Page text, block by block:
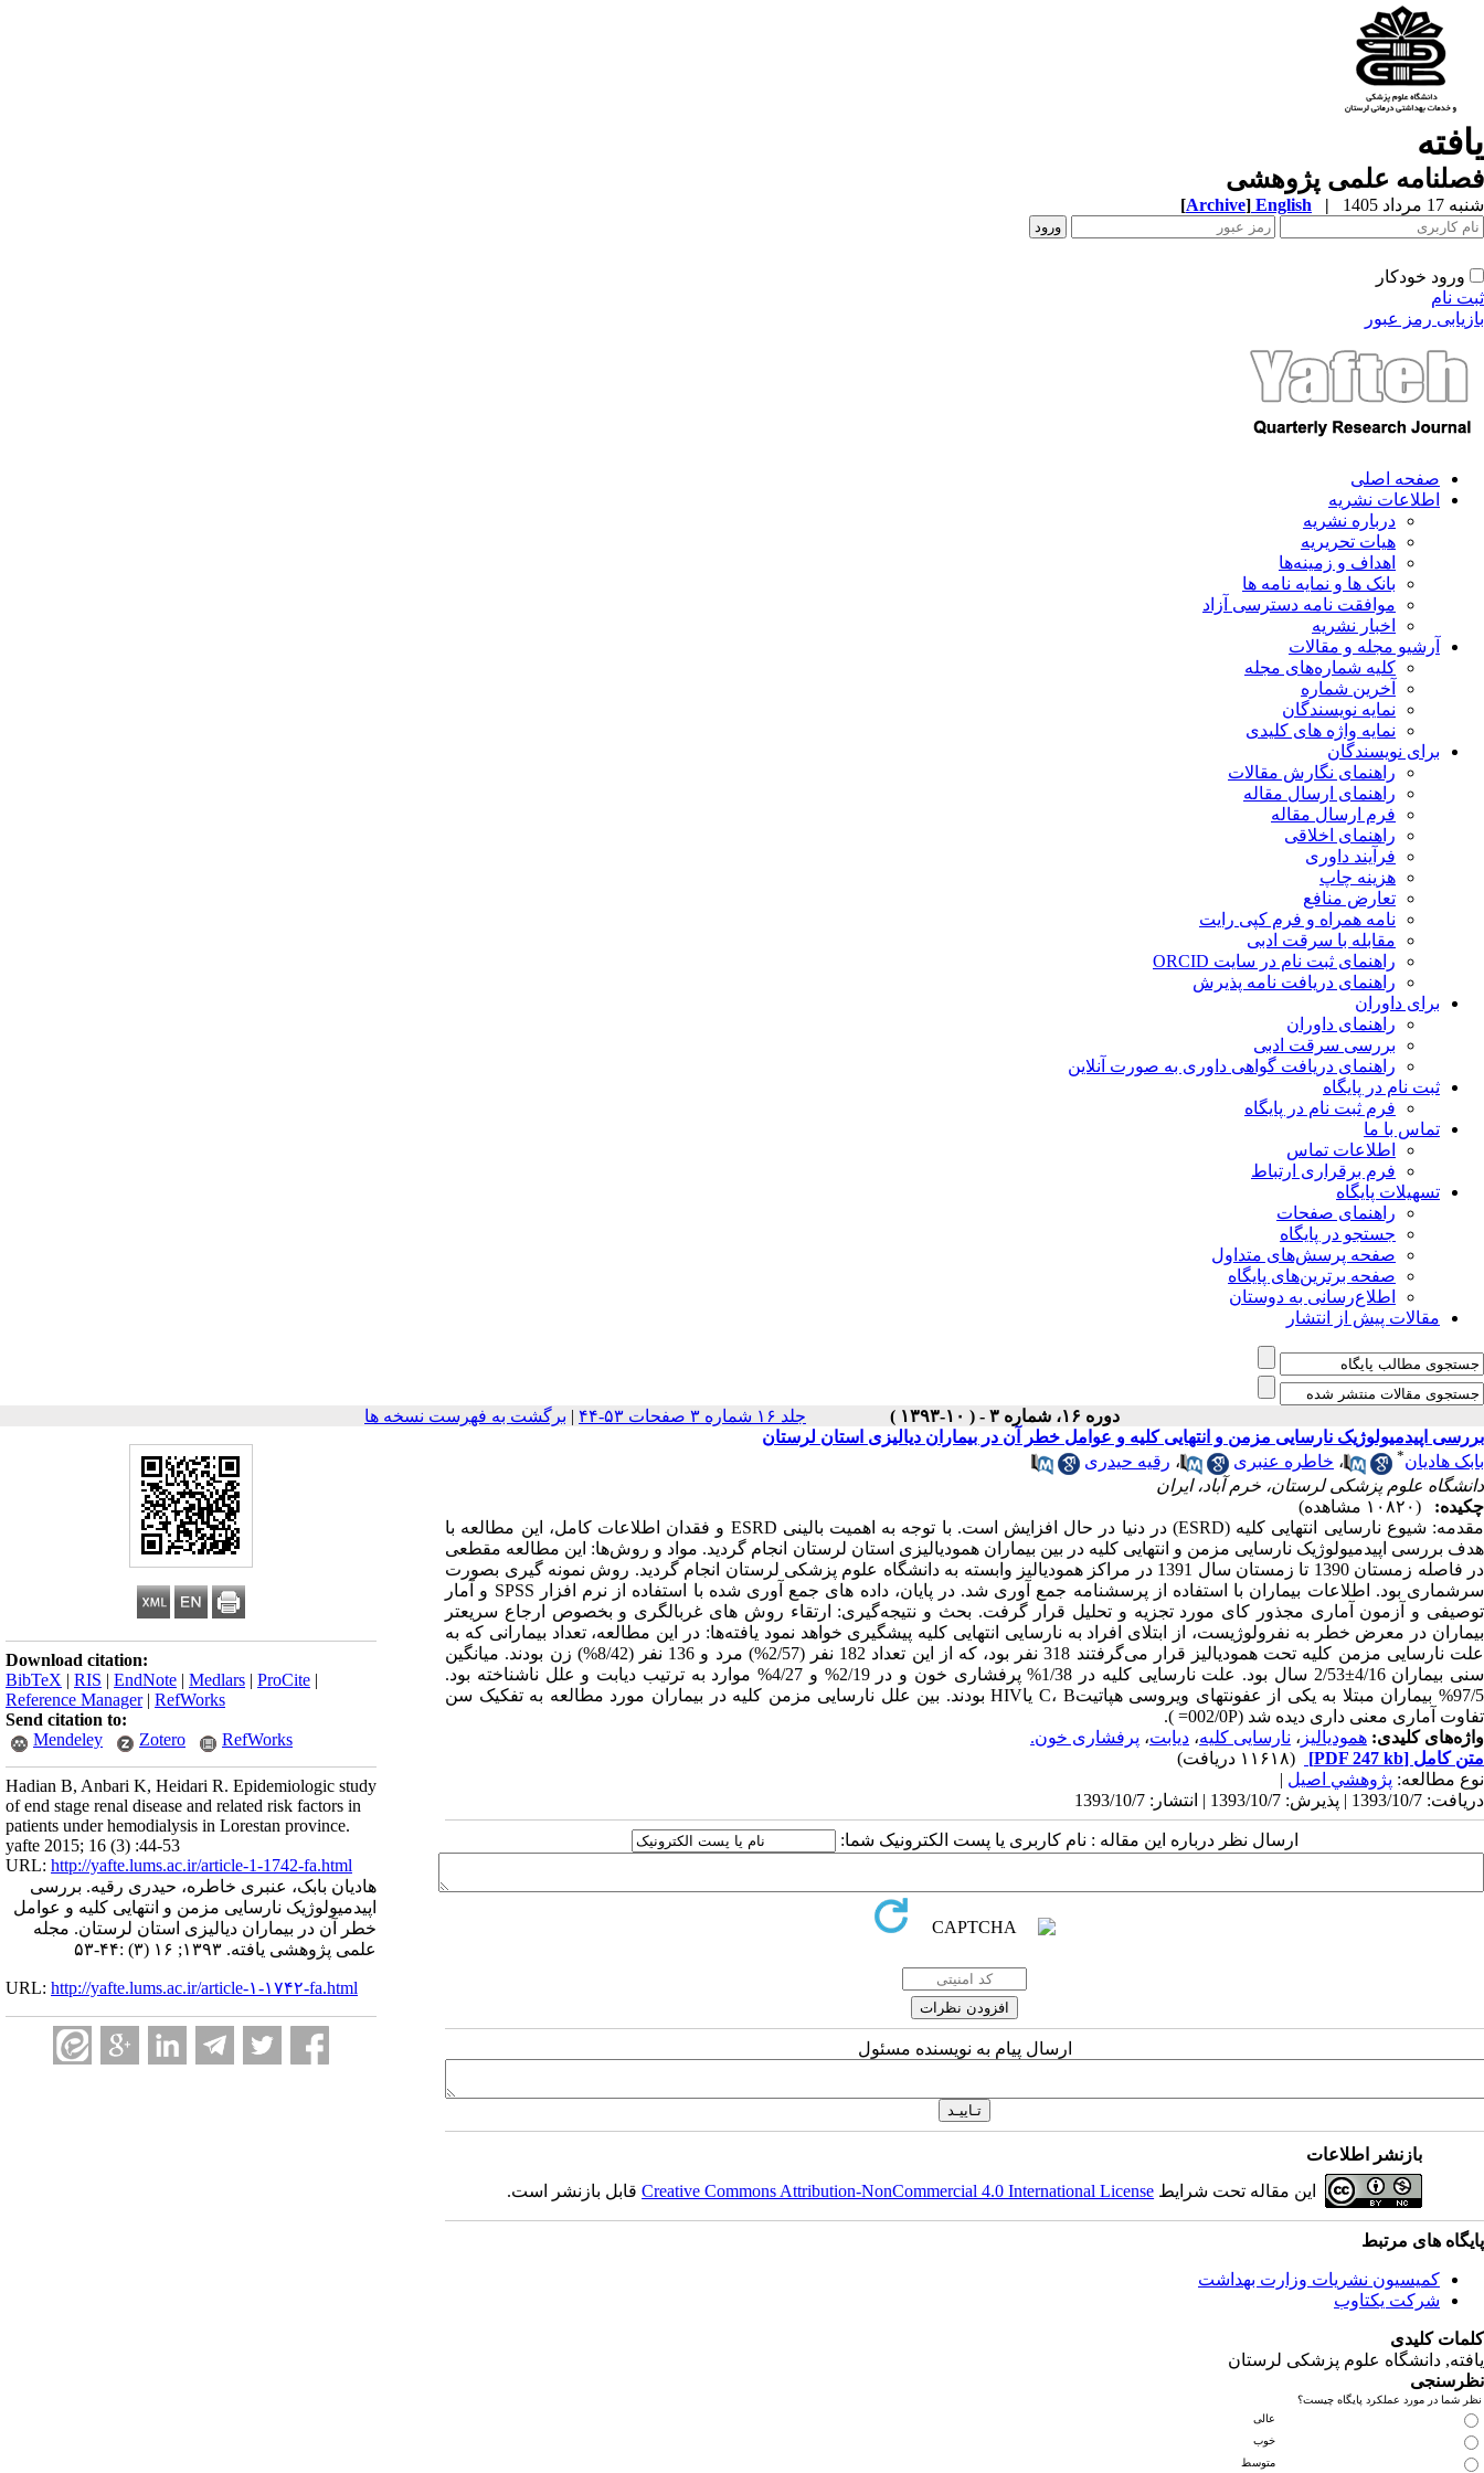
یافته
فصلنامه علمی پژوهشی
شنبه 17 مرداد 1405 |
English
[Archive]
ورود خودکار
ثبت نام
بازیابی رمز عبور
صفحه اصلی
اطلاعات نشریه
درباره نشریه
هیات تحریریه
اهداف و زمینه‌ها
بانک ها و نمایه نامه ها
موافقت نامه دسترسی آزاد
اخبار نشریه
آرشیو مجله و مقالات
کلیه شماره‌های مجله
آخرین شماره
نمایه نویسندگان
نمایه واژه های کلیدی
برای نویسندگان
راهنمای نگارش مقالات
راهنمای ارسال مقاله
فرم ارسال مقاله
راهنمای اخلاقی
فرآیند داوری
هزینه چاپ
تعارض منافع
نامه همراه و فرم کپی رایت
مقابله با سرقت ادبی
راهنمای ثبت نام در سایت ORCID
راهنمای دریافت نامه پذیرش
برای داوران
راهنمای داوران
بررسی سرقت ادبی
راهنمای دریافت گواهی داوری به صورت آنلاین
ثبت نام در پایگاه
فرم ثبت نام در پایگاه
تماس با ما
اطلاعات تماس
فرم برقراری ارتباط
تسهیلات پایگاه
راهنمای صفحات
جستجو در پایگاه
صفحه پرسش‌های متداول
صفحه برترین‌های پایگاه
اطلاع‌رسانی به دوستان
مقالات پیش از انتشار
دوره ۱۶، شماره ۳ - ( ۱۰-۱۳۹۳ ) جلد ۱۶ شماره ۳ صفحات ۵۳-۴۴ | برگشت به فهرست نسخه ها
Download citation:
BibTeX | RIS | EndNote | Medlars | ProCite |
Reference Manager| RefWorks
Send citation to:
Mendeley
Zotero RefWorks
Hadian B, Anbari K, Heidari R. Epidemiologic study
of end stage renal disease and related risk factors in
patients under hemodialysis in Lorestan province.
yafte 2015; 16 (3) :44-53
URL: http://yafte.lums.ac.ir/article-1-1742-fa.html
هادیان بابک، عنبری خاطره، حیدری رقیه. بررسی
اپیدمیولوژیک نارسایی مزمن و انتهایی کلیه و عوامل
خطر آن در بیماران دیالیزی استان لرستان. مجله
علمی پژوهشی یافته. ۱۳۹۳; ۱۶ (۳) :۴۴-۵۳
URL: http://yafte.lums.ac.ir/article-۱-۱۷۴۲-fa.html
بررسی اپیدمیولوژیک نارسایی مزمن و انتهایی کلیه و عوامل خطر آن در بیماران دیالیزی استان لرستان
بابک هادیان* ، خاطره عنبری ، رقیه حیدری
دانشگاه علوم پزشکی لرستان، خرم آباد، ایران
چکیده:
(۱۰۸۲۰ مشاهده)
مقدمه: شیوع نارسایی انتهایی کلیه (ESRD) در دنیا در حال افزایش است. با توجه به اهمیت بالینی ESRD و فقدان اطلاعات کامل، این مطالعه با
هدف بررسی اپیدمیولوژیک نارسایی مزمن و انتهایی کلیه در بین بیماران همودیالیزی استان لرستان انجام گردید. مواد و روش‌ها: این مطالعه مقطعی
در فاصله زمستان 1390 تا زمستان سال 1391 در مراکز همودیالیز وابسته به دانشگاه علوم پزشکی لرستان انجام گردید. روش نمونه گیری بصورت
سرشماری بود. اطلاعات بیماران با استفاده از پرسشنامه جمع آوری شد. در پایان، داده های جمع آوری شده با استفاده از نرم افزار SPSS و آمار
توصیفی و آزمون آماری مجذور کای مورد تجزیه و تحلیل قرار گرفت. بحث و نتیجه‌گیری: ارتقاء روش های غربالگری و بخصوص ارجاع سریعتر
بیماران در معرض خطر به نفرولوژیست، از ابتلای افراد به نارسایی انتهایی کلیه پیشگیری خواهد نمود یافته‌ها: در این مطالعه، تعداد بیمارانی که به
علت نارسایی مزمن کلیه تحت همودیالیز قرار می‌گرفتند 318 نفر بود، که از این تعداد 182 نفر (2/57%) مرد و 136 نفر (8/42%) زن بودند. میانگین
سنی بیماران 4/16±2/53 سال بود. علت نارسایی کلیه در 1/38% پرفشاری خون و در 2/19% و 4/27% موارد به ترتیب دیابت و علل ناشناخته بود.
97/5% بیماران مبتلا به یکی از عفونتهای ویروسی هپاتیتC، B یاHIV بودند. بین علل نارسایی مزمن کلیه در بیماران مورد مطالعه به تفکیک سن
تفاوت آماری معنی داری دیده شد (002/0P= ).
واژه‌های کلیدی: همودیالیز ، نارسایی کلیه، دیابت، پرفشاری خون.
متن کامل [PDF 247 kb]
(۱۱۶۱۸ دریافت)
نوع مطالعه: پژوهشي اصیل |
دریافت: 1393/10/7 | پذیرش: 1393/10/7 | انتشار: 1393/10/7
ارسال نظر درباره این مقاله : نام کاربری یا پست الکترونیک شما:
ارسال پیام به نویسنده مسئول
بازنشر اطلاعات
این مقاله تحت شرایط Creative Commons Attribution-NonCommercial 4.0 International Licenseقابل بازنشر است.
پایگاه های مرتبط
کمیسیون نشریات وزارت بهداشت
شرکت یکتاوب
کلمات کلیدی
یافته, دانشگاه علوم پزشکی لرستان
نظرسنجی
نظر شما در مورد عملکرد پایگاه چیست؟
عالی
خوب
متوسط